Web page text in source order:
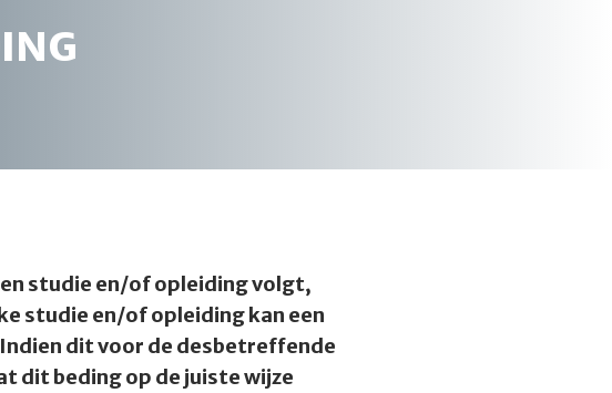
studie en/of opleiding volgt,
studie en/of opleiding kan een
dit voor de desbetreffende
dit beding op de juiste wijze